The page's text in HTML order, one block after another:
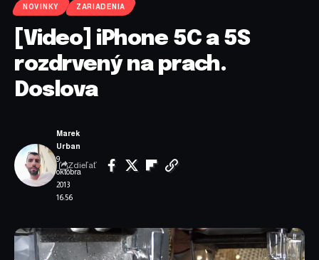
NOVINKY ZARIADENIA
[Video] iPhone 5C a 5S
rozdrvený na prach.
Doslova
9.
októbra
2013
16:56
Marek
Urban
Zdieľať